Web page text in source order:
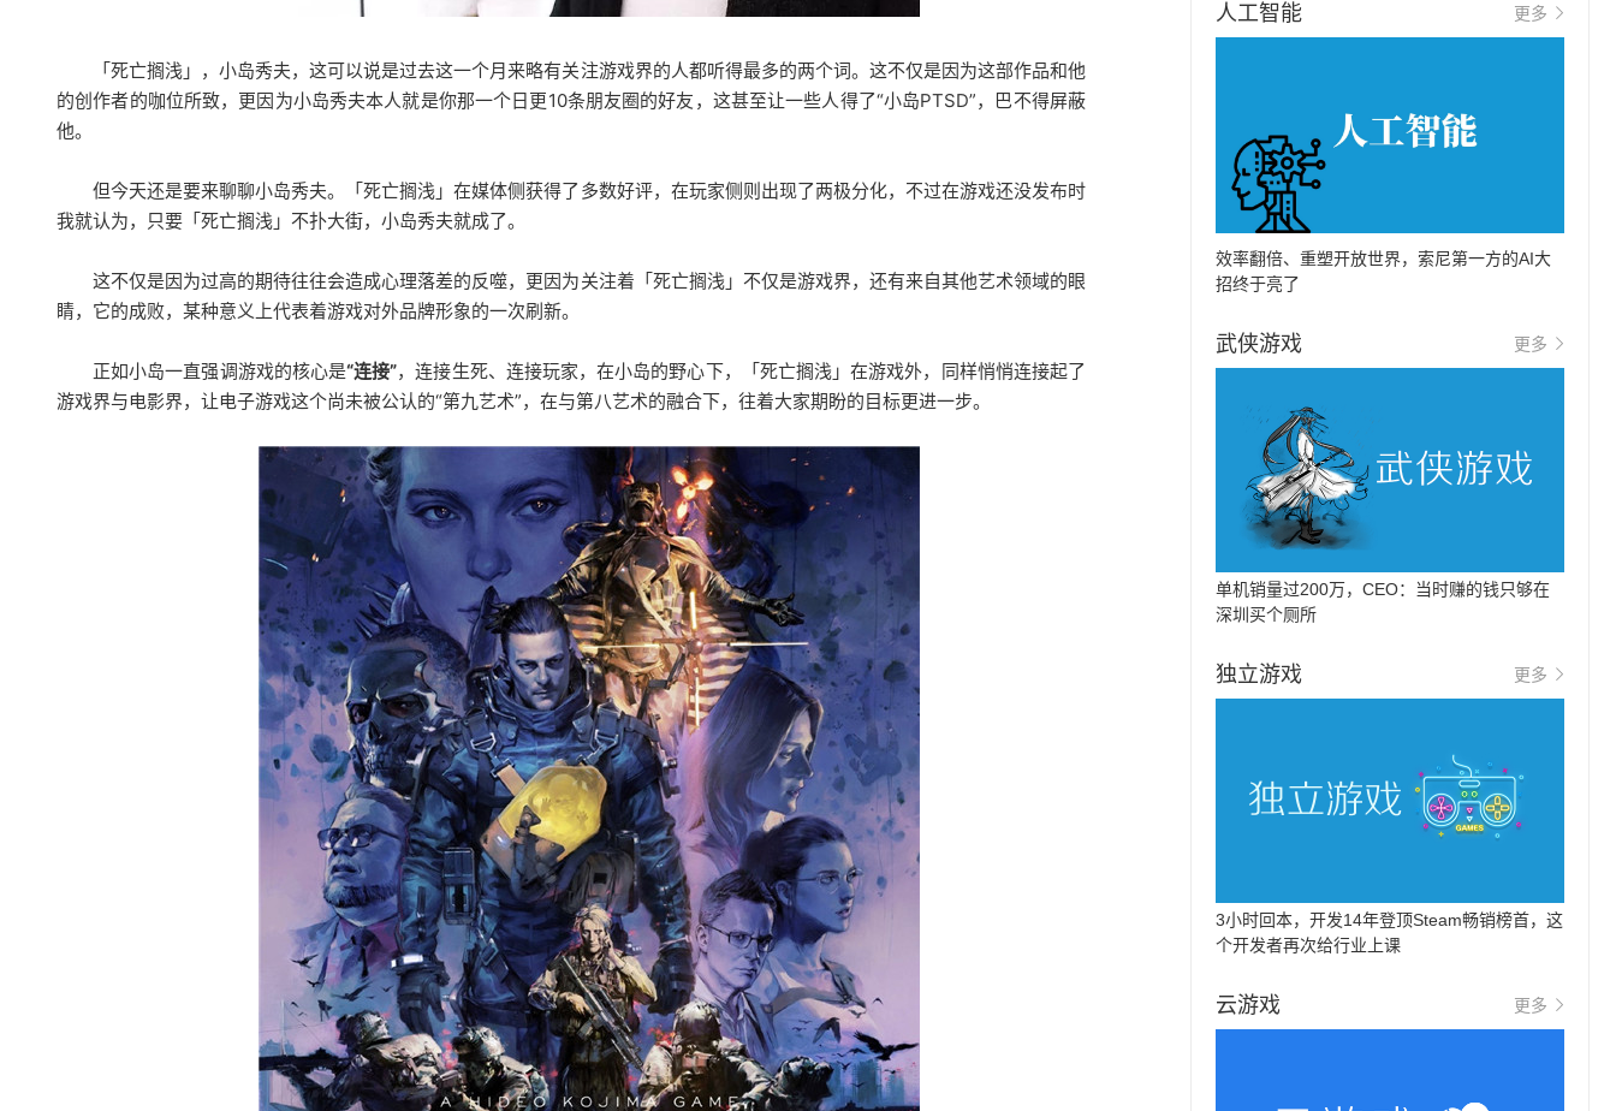
「死亡搁浅」，小岛秀夫，这可以说是过去这一个月来略有关注游戏界的人都听得最多的两个词。这不仅是因为这部作品和他
的创作者的咖位所致，更因为小岛秀夫本人就是你那一个日更10条朋友圈的好友，这甚至让一些人得了“小岛PTSD”，巴不得屏蔽
他。
但今天还是要来聊聊小岛秀夫。「死亡搁浅」在媒体侧获得了多数好评，在玩家侧则出现了两极分化，不过在游戏还没发布时
我就认为，只要「死亡搁浅」不扑大街，小岛秀夫就成了。
这不仅是因为过高的期待往往会造成心理落差的反噬，更因为关注着「死亡搁浅」不仅是游戏界，还有来自其他艺术领域的眼
睛，它的成败，某种意义上代表着游戏对外品牌形象的一次刷新。
正如小岛一直强调游戏的核心是“连接”，连接生死、连接玩家，在小岛的野心下，「死亡搁浅」在游戏外，同样悄悄连接起了
游戏界与电影界，让电子游戏这个尚未被公认的“第九艺术”，在与第八艺术的融合下，往着大家期盼的目标更进一步。
人工智能 更多
效率翻倍、重塑开放世界，索尼第一方的AI大
招终于亮了
武侠游戏 更多
单机销量过200万，CEO：当时赚的钱只够在
深圳买个厕所
独立游戏 更多
3小时回本，开发14年登顶Steam畅销榜首，这
个开发者再次给行业上课
云游戏 更多